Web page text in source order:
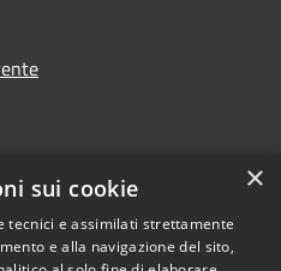
×
sui cookie
tecnici e assimilati strettamente
e alla navigazione del sito,